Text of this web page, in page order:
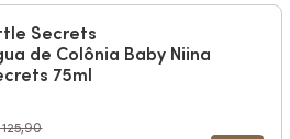
Secrets
de Colônia Baby Niina
75ml
125,90